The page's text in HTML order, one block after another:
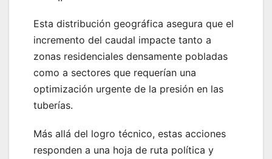
Esta distribución geográfica asegura que el
incremento del caudal impacte tanto a
zonas residenciales densamente pobladas
como a sectores que requerían una
optimización urgente de la presión en las
tuberías.
Más allá del logro técnico, estas acciones
responden a una hoja de ruta política y